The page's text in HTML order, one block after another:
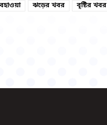
ঝড়ের খবর বৃষ্টির খবর